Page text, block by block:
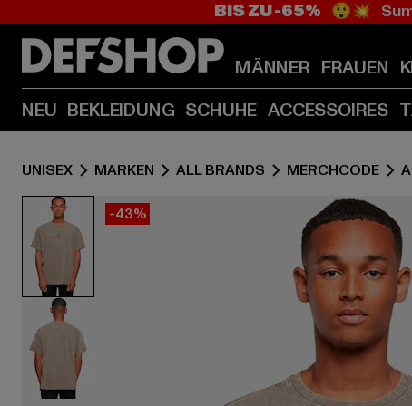
BIS ZU -65% 😲💥
MÄNNER FRAUEN
NEU BEKLEIDUNG SCHUHE ACCESSOIRES
UNISEX MARKEN ALL BRANDS MERCHCODE
-43%